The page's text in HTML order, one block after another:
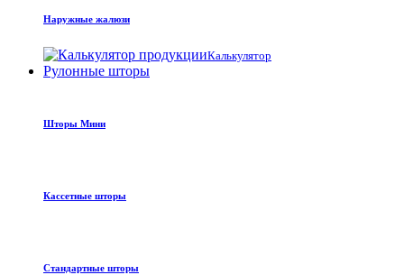
Наружные жалюзи
Калькулятор
Рулонные шторы
Шторы Мини
Кассетные шторы
Стандартные шторы